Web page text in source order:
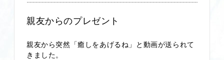
親友からのプレゼント
親友から突然「癒しをあげるね」と動画が送られて
きました。